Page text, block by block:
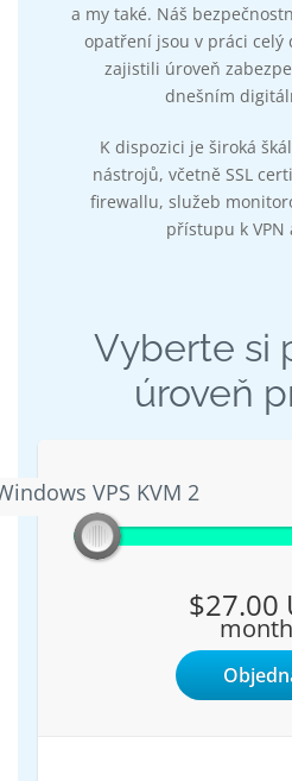
a my také. Náš
opatření jsou v práci celý
zajistili úroveň
dnešním
K dispozici je široká
nástrojů, včetně SSL
firewallu, služeb
přístupu k VPN
Vyberte si
úroveň
VPS KVM 2
Windows VPS KVM 2
$27.00